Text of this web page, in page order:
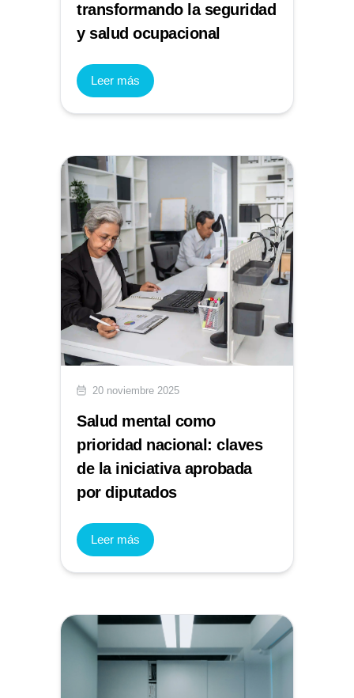
transformando la seguridad
y salud ocupacional
Leer más
20 noviembre 2025
Salud mental como
prioridad nacional: claves
de la iniciativa aprobada
por diputados
Leer más